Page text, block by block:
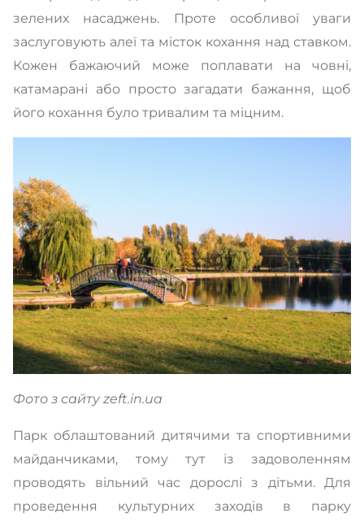
зелених насаджень. Проте особливої уваги
заслуговують алеї та місток кохання над ставком.
Кожен бажаючий може поплавати на човні,
катамарані або просто загадати бажання, щоб
його кохання було тривалим та міцним.
Фото з сайту zeft.in.ua
Парк облаштований дитячими та спортивними
майданчиками, тому тут із задоволенням
проводять вільний час дорослі з дітьми. Для
проведення культурних заходів в парку